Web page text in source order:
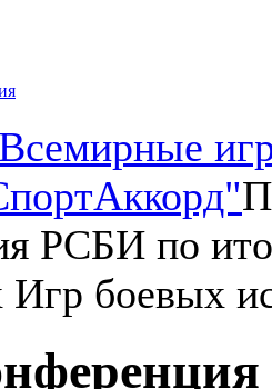
Всемирные
РСБИ по
боевых